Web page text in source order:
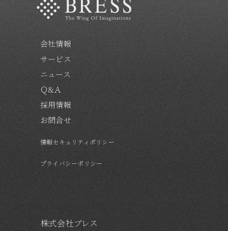
会社情報
サービス
ニュース
Ｑ&Ａ
採用情報
お問合せ
情報セキュリティポリシー
プライバシーポリシー
株式会社ブレス